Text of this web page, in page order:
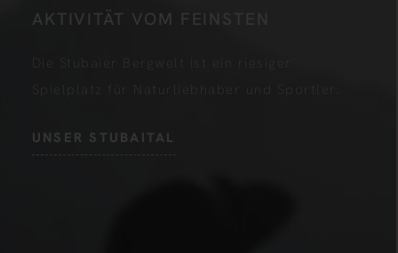
AKTIVITÄT VOM FEINSTEN
Die Stubaier Bergwelt ist ein riesiger
Spielplatz für Naturliebhaber und Sportler.
UNSER STUBAITAL